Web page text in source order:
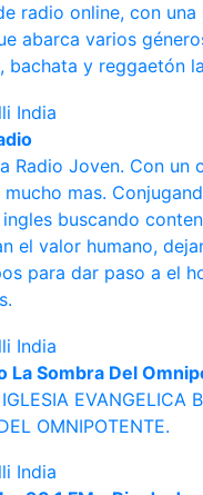
radio online, con
abarca varios
bachata y reggaetón
Radio Joven. Con un
mas.
buscando
el valor humano,
para dar paso a el
La Sombra Del
EVANGELICA
OMNIPOTENTE.